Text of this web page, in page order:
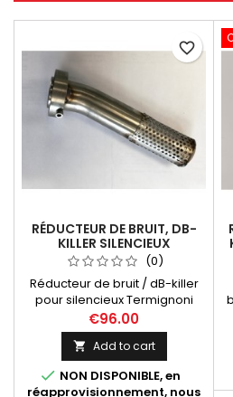
RÉDUCTEUR DE BRUIT, DB-
KILLER SILENCIEUX
TERMIGNONI H137080TV
HONDA CRF 1000 L AFRICA
TWIN
(0)
Réducteur de bruit / dB-killer
pour silencieux Termignoni
H137080TV Honda CRF 1000 L
Africa Twin
€96.00
 Add to cart
 NON DISPONIBLE, en
réapprovisionnement, nous
favorite_border